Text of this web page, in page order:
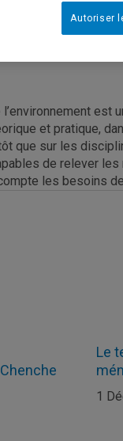
est
et pratique,
que sur les
de relever
les besoins
Le
1
Autoriser